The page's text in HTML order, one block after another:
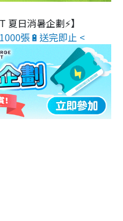
夏日消暑企劃⚡】
張🔋送完即止 <